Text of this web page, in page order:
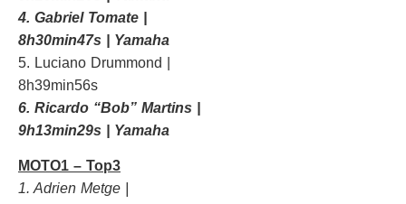
4. Gabriel Tomate |
8h30min47s | Yamaha
5. Luciano Drummond |
8h39min56s
6. Ricardo “Bob” Martins |
9h13min29s | Yamaha
MOTO1 – Top3
1. Adrien Metge |